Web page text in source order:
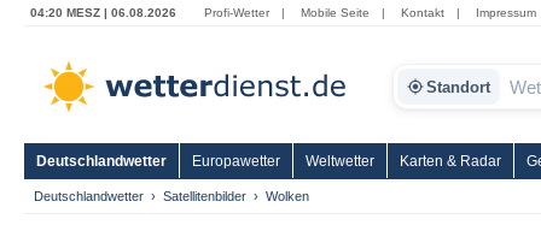
04:20 MESZ | 06.08.2026 Profi-Wetter | Mobile Seite | Kontakt | Impressum
Standort
Deutschlandwetter Europawetter Weltwetter Karten & Radar
Deutschlandwetter Satellitenbilder Wolken